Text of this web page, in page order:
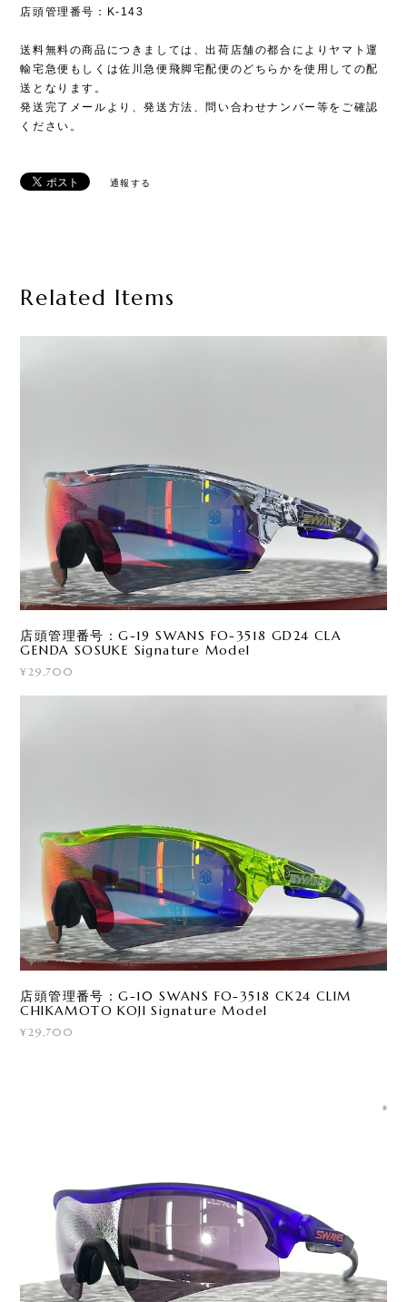
店頭管理番号：K-143
送料無料の商品につきましては、出荷店舗の都合によりヤマト運
輸宅急便もしくは佐川急便飛脚宅配便のどちらかを使用しての配
送となります。
発送完了メールより、発送方法、問い合わせナンバー等をご確認
ください。
通報する
Related Items
店頭管理番号：G-19 SWANS FO-3518 GD24 CLA
GENDA SOSUKE Signature Model
¥29,700
店頭管理番号：G-10 SWANS FO-3518 CK24 CLIM
CHIKAMOTO KOJI Signature Model
¥29,700